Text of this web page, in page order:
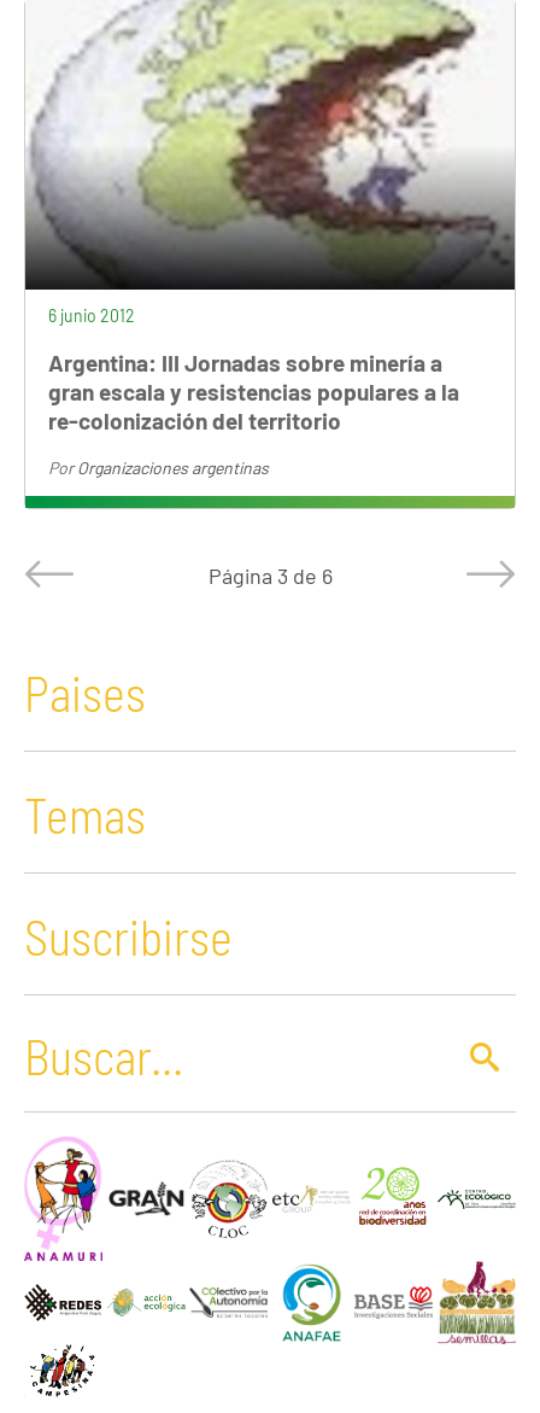
6 junio 2012
Argentina: III Jornadas sobre minería a
gran escala y resistencias populares a la
re-colonización del territorio
PorOrganizaciones argentinas
Página 3 de 6
Paises
Temas
Suscribirse